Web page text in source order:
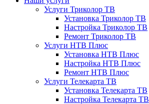
Услуги Триколор ТВ
Установка Триколор ТВ
Настройка Триколор ТВ
Ремонт Триколор ТВ
Услуги НТВ Плюс
Установка НТВ Плюс
Настройка НТВ Плюс
Ремонт НТВ Плюс
Услуги Телекарта ТВ
Установка Телекарта ТВ
Настройка Телекарта ТВ